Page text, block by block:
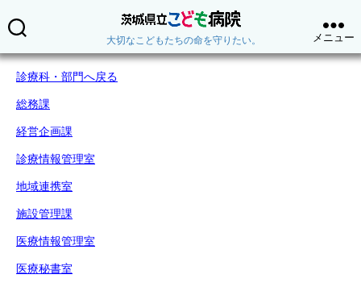
茨
城
大切なこどもたちの命を守りたい。 メニュー
診療科・部門へ戻る
総務課
経営企画課
診療情報管理室
地域連携室
施設管理課
医療情報管理室
医療秘書室